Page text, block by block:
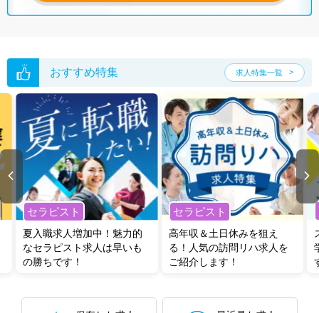
おすすめ特集 求人特集一覧
セラピスト
夏入職求人増加中！魅力的
なセラピスト求人は早いも
の勝ちです！
セラピスト
高年収＆土日休みを狙え
る！人気の訪問リハ求人を
ご紹介します！